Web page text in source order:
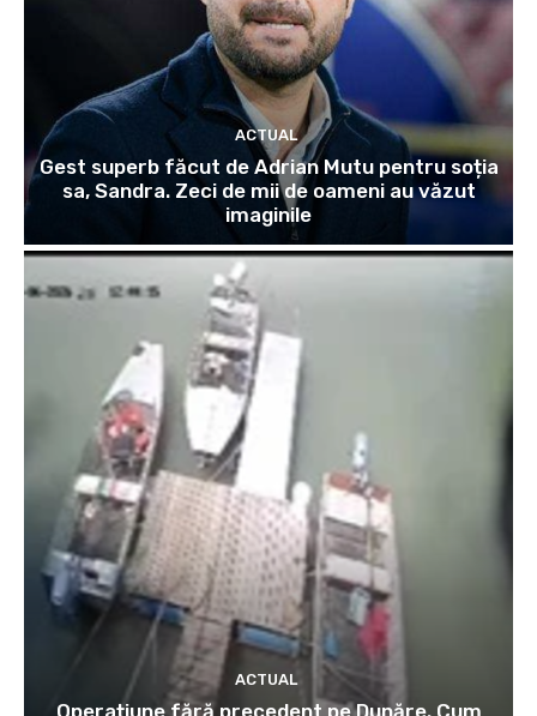
ACTUAL
Gest superb făcut de Adrian Mutu pentru soția
sa, Sandra. Zeci de mii de oameni au văzut
imaginile
ACTUAL
Operațiune fără precedent pe Dunăre. Cum